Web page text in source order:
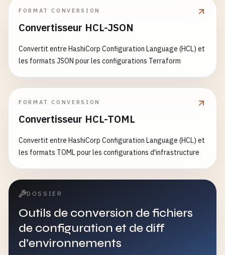
FORMAT CONVERSION
Convertisseur HCL-JSON
Convertit entre HashiCorp Configuration Language (HCL) et
les formats JSON pour les configurations Terraform
FORMAT CONVERSION
Convertisseur HCL-TOML
Convertit entre HashiCorp Configuration Language (HCL) et
les formats TOML pour les configurations d'infrastructure
DOSSIER
Outils de conversion de fichiers
de configuration et de diff
d’environnements